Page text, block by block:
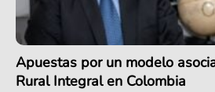
Apuestas por un modelo
Rural Integral en Colombia